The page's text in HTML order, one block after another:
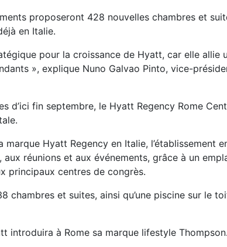
proposeront 428 nouvelles chambres et
en Italie.
pour la croissance de Hyatt, car elle
», explique Nuno Galvao Pinto, vice-
d’ici fin septembre, le Hyatt Regency Rome
marque Hyatt Regency en Italie, l’établissement
aux réunions et aux événements, grâce à un
principaux centres de congrès.
chambres et suites, ainsi qu’une piscine sur le
introduira à Rome sa marque lifestyle Thompson.